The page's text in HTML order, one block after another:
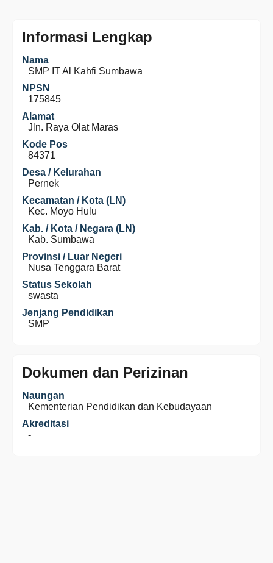
Informasi Lengkap
Nama
SMP IT Al Kahfi Sumbawa
NPSN
175845
Alamat
Jln. Raya Olat Maras
Kode Pos
84371
Desa / Kelurahan
Pernek
Kecamatan / Kota (LN)
Kec. Moyo Hulu
Kab. / Kota / Negara (LN)
Kab. Sumbawa
Provinsi / Luar Negeri
Nusa Tenggara Barat
Status Sekolah
swasta
Jenjang Pendidikan
SMP
Dokumen dan Perizinan
Naungan
Kementerian Pendidikan dan Kebudayaan
Akreditasi
-